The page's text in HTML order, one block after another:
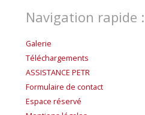
Navigation rapide :
Galerie
Téléchargements
ASSISTANCE PETR
Formulaire de contact
Espace réservé